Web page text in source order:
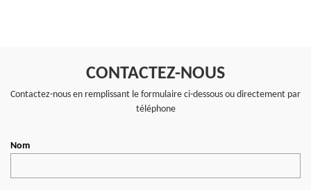
CONTACTEZ-NOUS
Contactez-nous en remplissant le formulaire ci-dessous ou directement par
téléphone
Nom